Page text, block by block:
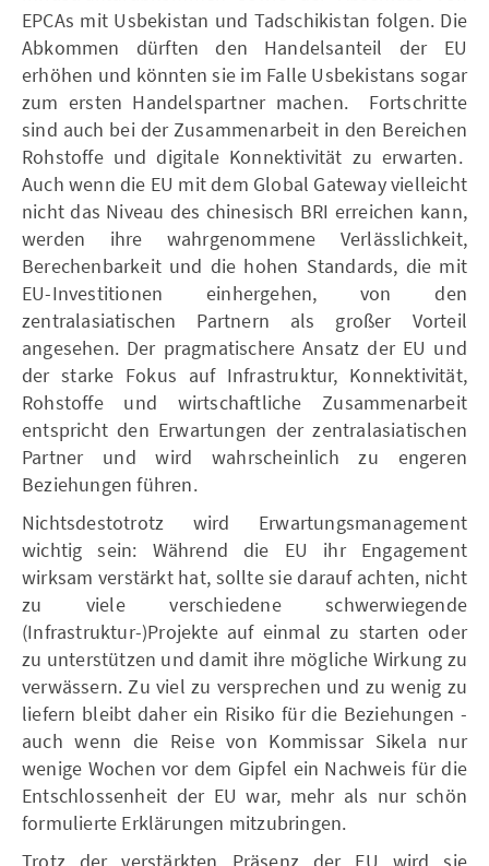
EPCAs mit Usbekistan und Tadschikistan folgen. Die
Abkommen dürften den Handelsanteil der EU
erhöhen und könnten sie im Falle Usbekistans sogar
zum ersten Handelspartner machen. Fortschritte
sind auch bei der Zusammenarbeit in den Bereichen
Rohstoffe und digitale Konnektivität zu erwarten.
Auch wenn die EU mit dem Global Gateway vielleicht
nicht das Niveau des chinesisch BRI erreichen kann,
werden ihre wahrgenommene Verlässlichkeit,
Berechenbarkeit und die hohen Standards, die mit
EU-Investitionen einhergehen, von den
zentralasiatischen Partnern als großer Vorteil
angesehen. Der pragmatischere Ansatz der EU und
der starke Fokus auf Infrastruktur, Konnektivität,
Rohstoffe und wirtschaftliche Zusammenarbeit
entspricht den Erwartungen der zentralasiatischen
Partner und wird wahrscheinlich zu engeren
Beziehungen führen.
Nichtsdestotrotz wird Erwartungsmanagement
wichtig sein: Während die EU ihr Engagement
wirksam verstärkt hat, sollte sie darauf achten, nicht
zu viele verschiedene schwerwiegende
(Infrastruktur-)Projekte auf einmal zu starten oder
zu unterstützen und damit ihre mögliche Wirkung zu
verwässern. Zu viel zu versprechen und zu wenig zu
liefern bleibt daher ein Risiko für die Beziehungen -
auch wenn die Reise von Kommissar Sikela nur
wenige Wochen vor dem Gipfel ein Nachweis für die
Entschlossenheit der EU war, mehr als nur schön
formulierte Erklärungen mitzubringen.
Trotz der verstärkten Präsenz der EU wird sie